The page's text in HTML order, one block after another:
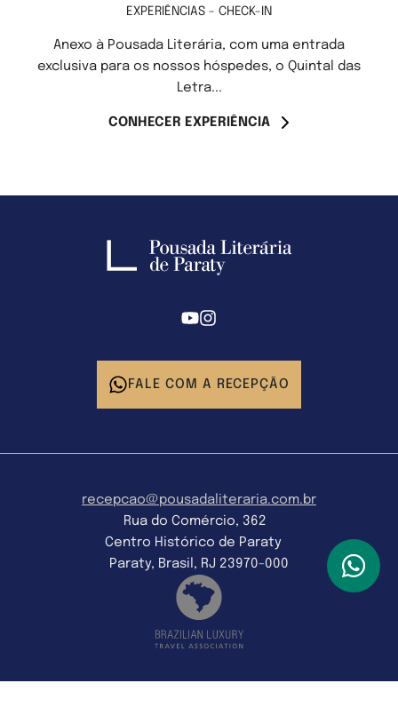
EXPERIÊNCIAS - CHECK-IN
Anexo à Pousada Literária, com uma entrada
exclusiva para os nossos hóspedes, o Quintal das
Letra...
CONHECER EXPERIÊNCIA
FALE COM A RECEPÇÃO
recepcao@pousadaliteraria.com.br
Rua do Comércio, 362
Centro Histórico de Paraty
Paraty, Brasil, RJ 23970-000